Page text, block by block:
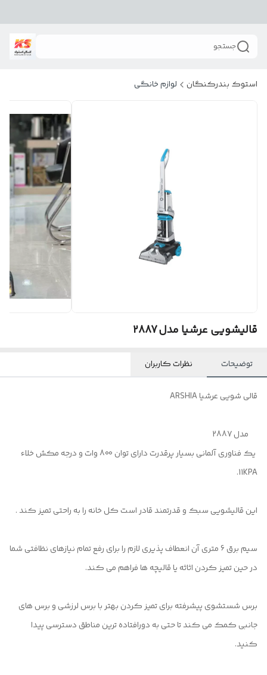
جستجو
استوک بندرکنگان لوازم خانگی
قالیشویی عرشیا مدل 2887
توضیحات نظرات کاربران
قالی شویی عرشیا ARSHIA
مدل 2887
یک فناوری آلمانی بسیار پرقدرت دارای توان 800 وات و درجه مکش خلاء
11KPA.
این قالیشویی سبک و قدرتمند قادر است کل خانه را به راحتی تمیز کند .
سیم برق 6 متری آن انعطاف پذیری لازم را برای رفع تمام نیازهای نظافتی شما
در حین تمیز کردن اثاثه یا قالیچه ها فراهم می کند.
برس شستشوی پیشرفته برای تمیز کردن بهتر با برس لرزشی و برس های
جانبی کمک می کند تا حتی به دورافتاده ترین مناطق دسترسی پیدا
کنید.